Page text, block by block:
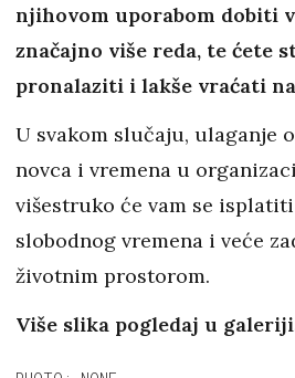
njihovom uporabom dobiti
značajno više reda, te ćete
pronalaziti i lakše vraćati
U svakom slučaju, ulaganje
novca i vremena u
višestruko će vam se
slobodnog vremena i veće
životnim prostorom.
Više slika pogledaj u